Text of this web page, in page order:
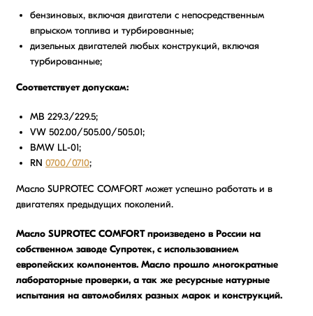
бензиновых, включая двигатели с непосредственным
впрыском топлива и турбированные;
дизельных двигателей любых конструкций, включая
турбированные;
Соответствует допускам:
МВ 229.3/229.5;
VW 502.00/505.00/505.01;
BMW LL-01;
RN 0700/0710;
Масло SUPROTEC COMFORT может успешно работать и в
двигателях предыдущих поколений.
Масло SUPROTEC COMFORT произведено в России на
собственном заводе Супротек, с использованием
европейских компонентов. Масло прошло многократные
лабораторные проверки, а так же ресурсные натурные
испытания на автомобилях разных марок и конструкций.